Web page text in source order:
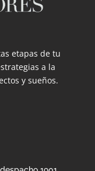
etapas de tu
a la
y sueños.